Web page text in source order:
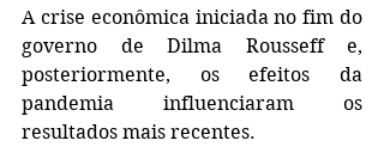
A crise econômica iniciada no fim do
governo de Dilma Rousseff e,
posteriormente, os efeitos da
pandemia influenciaram os
resultados mais recentes.